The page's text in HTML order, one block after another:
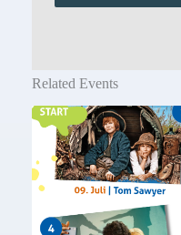
Related Events